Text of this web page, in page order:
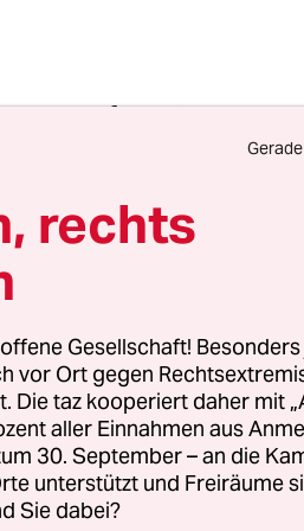
machen Sie,
sind ja
ist
zusammen.
nicht planbar.
ich
wie noch nie.
rechts
Gesellschaft!
vor Ort gegen
Die taz kooperiert daher mit
aller Einnahmen aus
30. September – an die
unterstützt und Freiräume
Sie dabei?